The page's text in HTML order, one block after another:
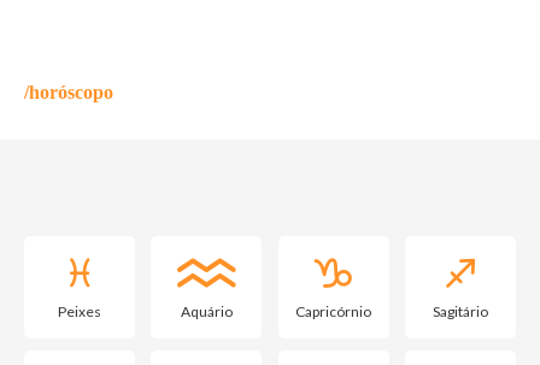
/horóscopo
Peixes Aquário Capricórnio Sagitário